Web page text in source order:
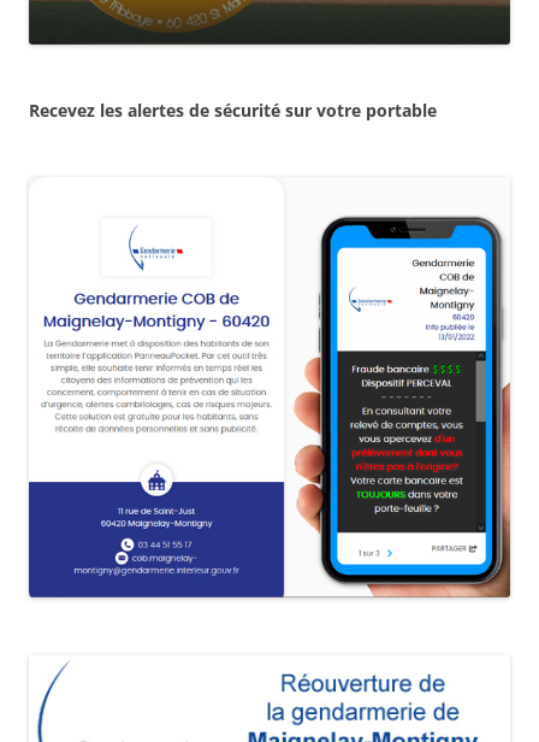
Recevez les alertes de sécurité sur votre portable